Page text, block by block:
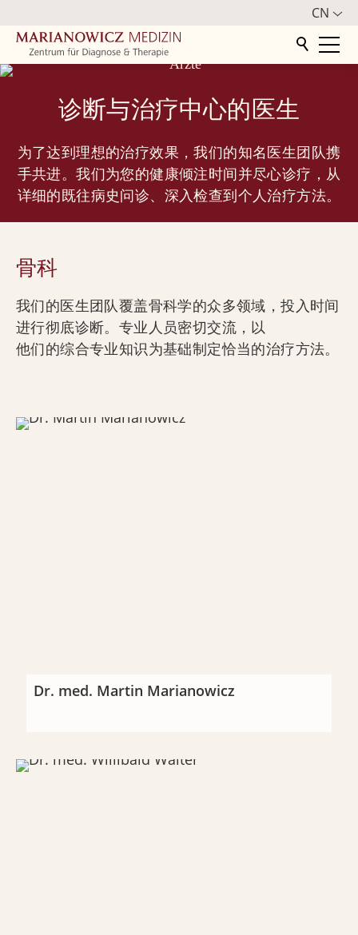
CN
骨科
更多学科领域
医生
Dr. Marianowicz
Dr. Walter
诊断与治疗中心的医生
为了达到理想的治疗效果，我们的知名医生团队携
手共进。我们为您的健康倾注时间并尽心诊疗，从
详细的既往病史问诊、深入检查到个人治疗方法。
骨科
我们的医生团队覆盖骨科学的众多领域，投入时间
进行彻底诊断。专业人员密切交流，以
他们的综合专业知识为基础制定恰当的治疗方法。
Dr. med. Martin Marianowicz